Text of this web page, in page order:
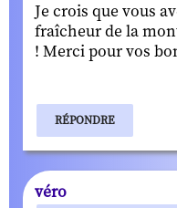
Je crois que vous
fraîcheur de la
! Merci pour vos
RÉPONDRE
véro